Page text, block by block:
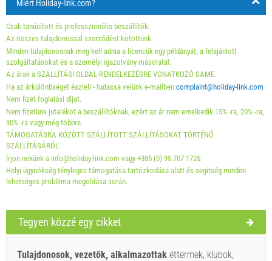
Holiday-Link fizet: 2025. okt. 6. - 2026. dec. 31. / - 10 %
Feltétlenül szükséges:Vendégregisztráció (01.07. - 31.08):
10 EUR (once - által _person), Vendégregisztráció (01.01 -
30.06. / 01.09. - 31.12.): 5 EUR (once - által _person)
Szállító feltételei
Miért Holiday-link.com?
Csak tanúsított és professzionális beszállítók.
Az összes tulajdonossal szerződést kötöttünk.
Minden tulajdonosnak meg kell adnia a licencük egy példányát, a felajánlott
szolgáltatásokat és a személyi igazolvány másolatát.
Az árak a SZÁLLÍTÁSI OLDAL-RENDELKEZÉSRE VONATKOZÓ SAME.
Ha az árkülönbséget észleli - tudassa velünk e-mailben:complaint@holiday-link.com
Nem fizet foglalási díjat.
Nem fizetünk jutalékot a beszállítóknak, ezért az ár nem emelkedik 15% -ra, 20% -ra,
30% -ra vagy még többre.
TÁMOGATÁSRA KÖZÖTT SZÁLLÍTOTT SZÁLLÍTÁSOKAT TÖRTÉNŐ
SZÁLLÍTÁSÁRÓL.
Írjon nekünk a info@holiday-link.com vagy +385 (0) 95 707 1725
Helyi ügynökség tényleges támogatása tartózkodása alatt és segítség minden
lehetséges probléma megoldása során.
Tegyen közzé egy cikket
Tulajdonosok, vezetők, alkalmazottak éttermek, klubok,